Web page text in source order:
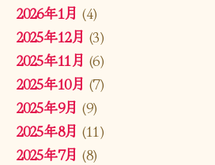
2026年1月 (4)
2025年12月 (3)
2025年11月 (6)
2025年10月 (7)
2025年9月 (9)
2025年8月 (11)
2025年7月 (8)